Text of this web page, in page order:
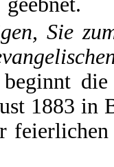
Sie
1883 in